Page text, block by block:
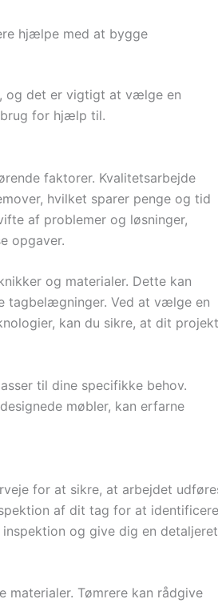
hjælpe med at bygge
og det er vigtigt at vælge en
for hjælp til.
faktorer. Kvalitetsarbejde
hvilket sparer penge og tid
af problemer og løsninger,
opgaver.
og materialer. Dette kan
tagbelægninger. Ved at vælge en
kan du sikre, at dit projekt
til dine specifikke behov.
møbler, kan erfarne
for at sikre, at arbejdet
af dit tag for at identificere
og give dig en detaljeret
Tømrere kan rådgive